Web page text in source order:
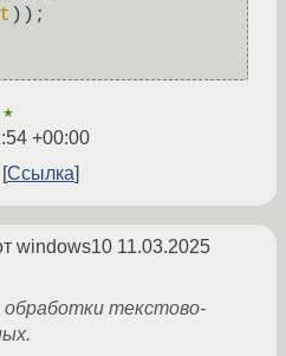
));
+00:00
Ссылка
windows10 11.03.2025
обработки текстово-